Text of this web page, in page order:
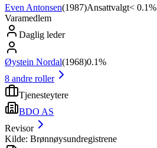
Even Antonsen(1987)Ansattvalgt< 0.1%
Varamedlem
Daglig leder
Øystein Nordal(1968)0.1%
8 andre roller
Tjenesteytere
BDO AS
Revisor
Kilde: Brønnøysundregistrene